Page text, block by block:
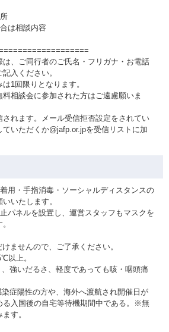
は相談内容
、ご同行者のご氏名・フリガナ・お電話
入ください。
1回限りとなります。
相談会に参加された方はご遠慮願いま
れます。メール受信拒否設定をされてい
いただくか@jafp.or.jpを受信リストに加
用・手指消毒・ソーシャルディスタンスの
いたします。
パネルを設置し、運営スタッフもマスクを
ませんので、ご了承ください。
以上。
強いだるさ、軽度であっても咳・咽頭痛
症陽性の方や、海外へ渡航され開催日が
る入国後の自宅等待機期間中である。※無
す。